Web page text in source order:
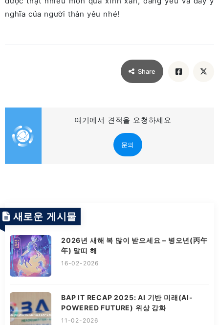
nghĩa của người thân yêu nhé!
Share
여기에서 견적을 요청하세요
문의
새로운 게시물
2026년 새해 복 많이 받으세요 – 병오년(丙午
年) 말띠 해
16-02-2026
BAP IT RECAP 2025: AI 기반 미래(AI-
POWERED FUTURE) 위상 강화
11-02-2026